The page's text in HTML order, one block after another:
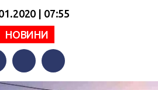
| 07:55
НОВИНИ
TwitterTelegram